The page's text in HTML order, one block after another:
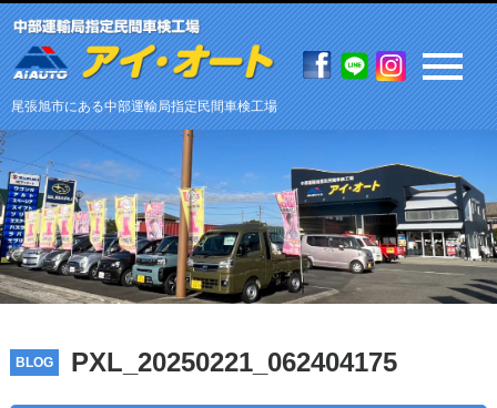
尾張旭市にある中部運輸局指定民間車検工場
PXL_20250221_062404175
BLOG